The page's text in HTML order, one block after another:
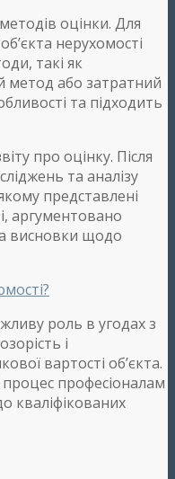
оцінки. Для
нерухомості
такі як
метод або затратний
та підходить
про оцінку. Після
та аналізу
представлені
аргументовано
висновки щодо
роль в угодах з
і
вартості об’єкта.
професіоналам
кваліфікованих